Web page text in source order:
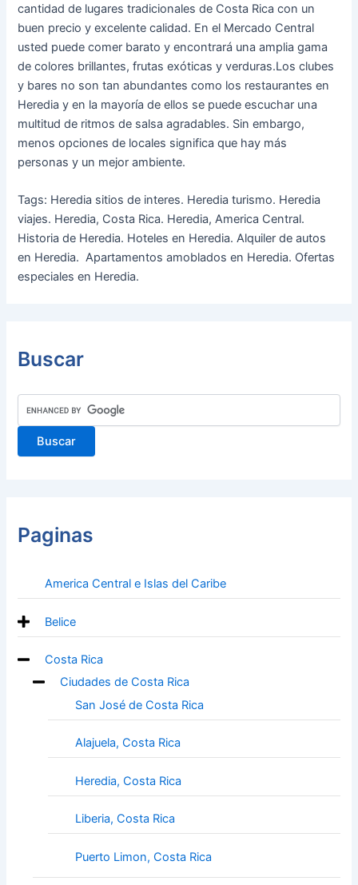
cantidad de lugares tradicionales de Costa Rica con un
buen precio y excelente calidad. En el Mercado Central
usted puede comer barato y encontrará una amplia gama
de colores brillantes, frutas exóticas y verduras.Los clubes
y bares no son tan abundantes como los restaurantes en
Heredia y en la mayoría de ellos se puede escuchar una
multitud de ritmos de salsa agradables. Sin embargo,
menos opciones de locales significa que hay más
personas y un mejor ambiente.
Tags: Heredia sitios de interes. Heredia turismo. Heredia
viajes. Heredia, Costa Rica. Heredia, America Central.
Historia de Heredia. Hoteles en Heredia. Alquiler de autos
en Heredia. Apartamentos amoblados en Heredia. Ofertas
especiales en Heredia.
Buscar
Paginas
America Central e Islas del Caribe
Belice
Costa Rica
Ciudades de Costa Rica
San José de Costa Rica
Alajuela, Costa Rica
Heredia, Costa Rica
Liberia, Costa Rica
Puerto Limon, Costa Rica